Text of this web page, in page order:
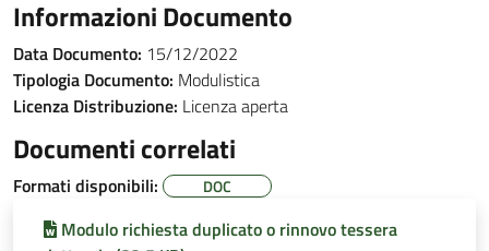
Informazioni Documento
Data Documento: 15/12/2022
Tipologia Documento: Modulistica
Licenza Distribuzione: Licenza aperta
Documenti correlati
Formati disponibili: DOC
Modulo richiesta duplicato o rinnovo tessera